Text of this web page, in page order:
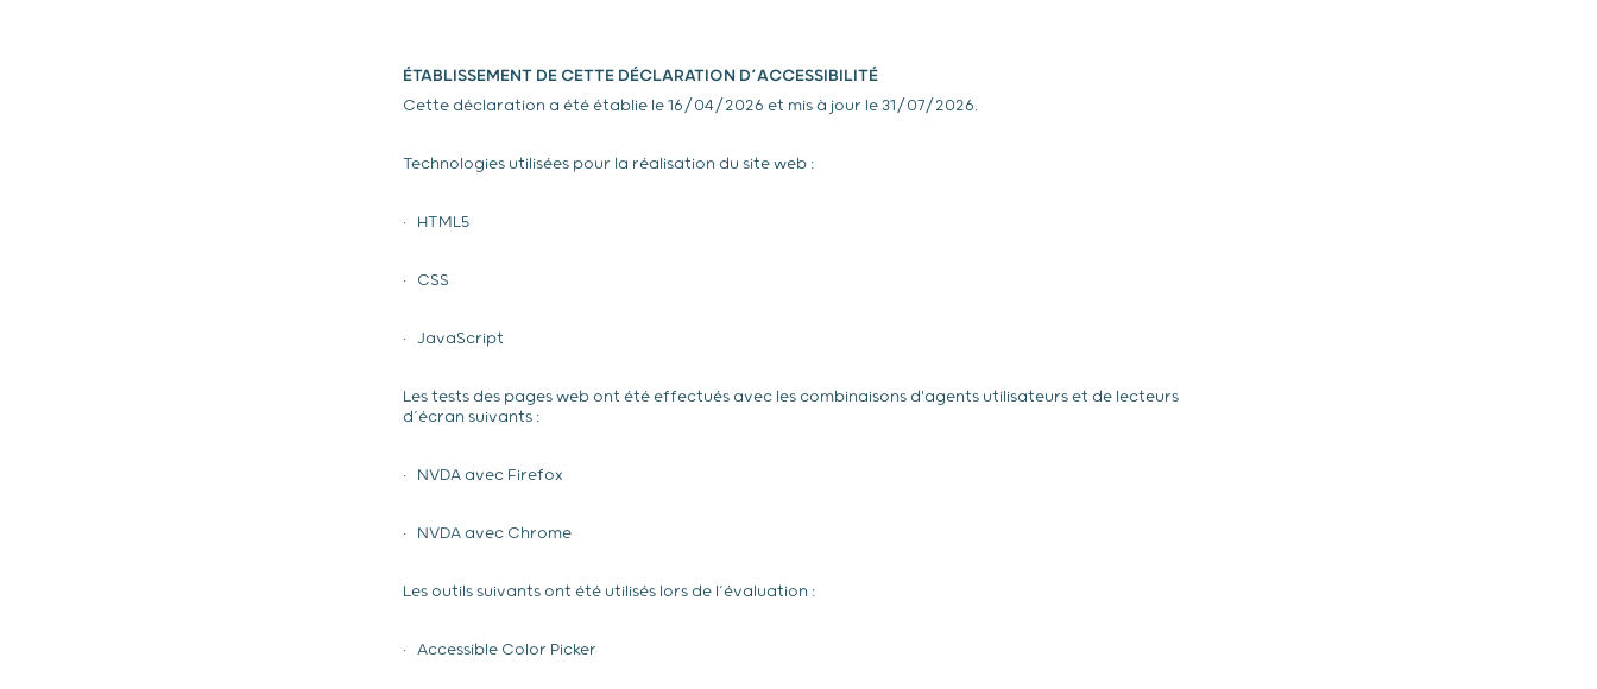
ÉTABLISSEMENT DE CETTE DÉCLARATION D’ACCESSIBILITÉ
Cette déclaration a été établie le 16/04/2026 et mis à jour le 31/07/2026.
Technologies utilisées pour la réalisation du site web :
• HTML5
• CSS
• JavaScript
Les tests des pages web ont été effectués avec les combinaisons d'agents utilisateurs et de lecteurs
d’écran suivants :
• NVDA avec Firefox
• NVDA avec Chrome
Les outils suivants ont été utilisés lors de l’évaluation :
• Accessible Color Picker